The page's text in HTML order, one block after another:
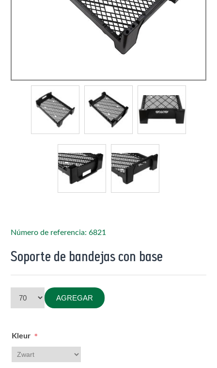
Número de referencia: 6821
Soporte de bandejas con base
AGREGAR
Kleur *